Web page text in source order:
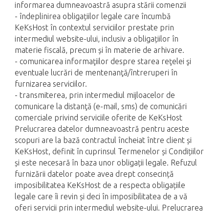
informarea dumneavoastră asupra stării comenzii
- îndeplinirea obligațiilor legale care încumbă
KeKsHost în contextul serviciilor prestate prin
intermediul website-ului, inclusiv a obligațiilor în
materie fiscală, precum și în materie de arhivare.
- comunicarea informaţiilor despre starea reţelei şi
eventuale lucrări de mentenanţă/întreruperi în
furnizarea serviciilor.
- transmiterea, prin intermediul mijloacelor de
comunicare la distanţă (e-mail, sms) de comunicări
comerciale privind serviciile oferite de KeKsHost
Prelucrarea datelor dumneavoastră pentru aceste
scopuri are la bază contractul încheiat între client și
KeKsHost, definit în cuprinsul Termenelor și Condițiilor
și este necesară în baza unor obligații legale. Refuzul
furnizării datelor poate avea drept consecință
imposibilitatea KeKsHost de a respecta obligațiile
legale care îi revin și deci în imposibilitatea de a vă
oferi servicii prin intermediul website-ului. Prelucrarea